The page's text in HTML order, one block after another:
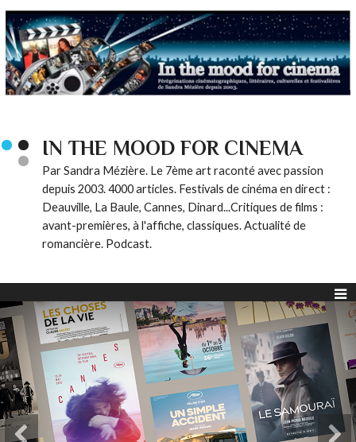
IN THE MOOD FOR CINEMA
Par Sandra Mézière. Le 7ème art raconté avec passion
depuis 2003. 4000 articles. Festivals de cinéma en direct :
Deauville, La Baule, Cannes, Dinard...Critiques de films :
avant-premières, à l'affiche, classiques. Actualité de
romancière. Podcast.